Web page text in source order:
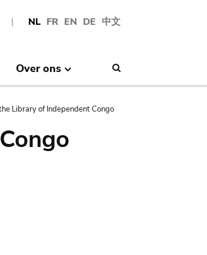
NL FR EN DE 中文
Over ons
Library of Independent Congo